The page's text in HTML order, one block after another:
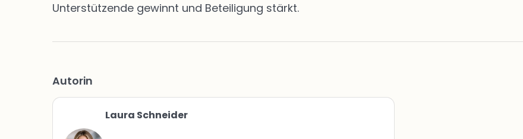
Unterstützende gewinnt und Beteiligung stärkt.
Autorin
Laura Schneider